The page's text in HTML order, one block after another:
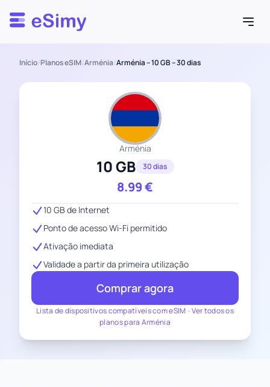
Esimy
Início/Planos eSIM/Arménia/Arménia – 10 GB – 30 dias
Arménia
10 GB 30 dias
8.99€
Lista de dispositivos compatíveis com eSIM -Ver todos os
planos para Arménia
10 GB de Internet
Ponto de acesso Wi-Fi permitido
Ativação imediata
Validade a partir da primeira utilização
Comprar agora